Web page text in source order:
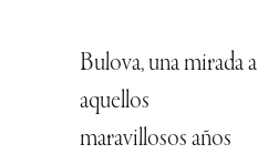
Bulova, una mirada a
aquellos
maravillosos años